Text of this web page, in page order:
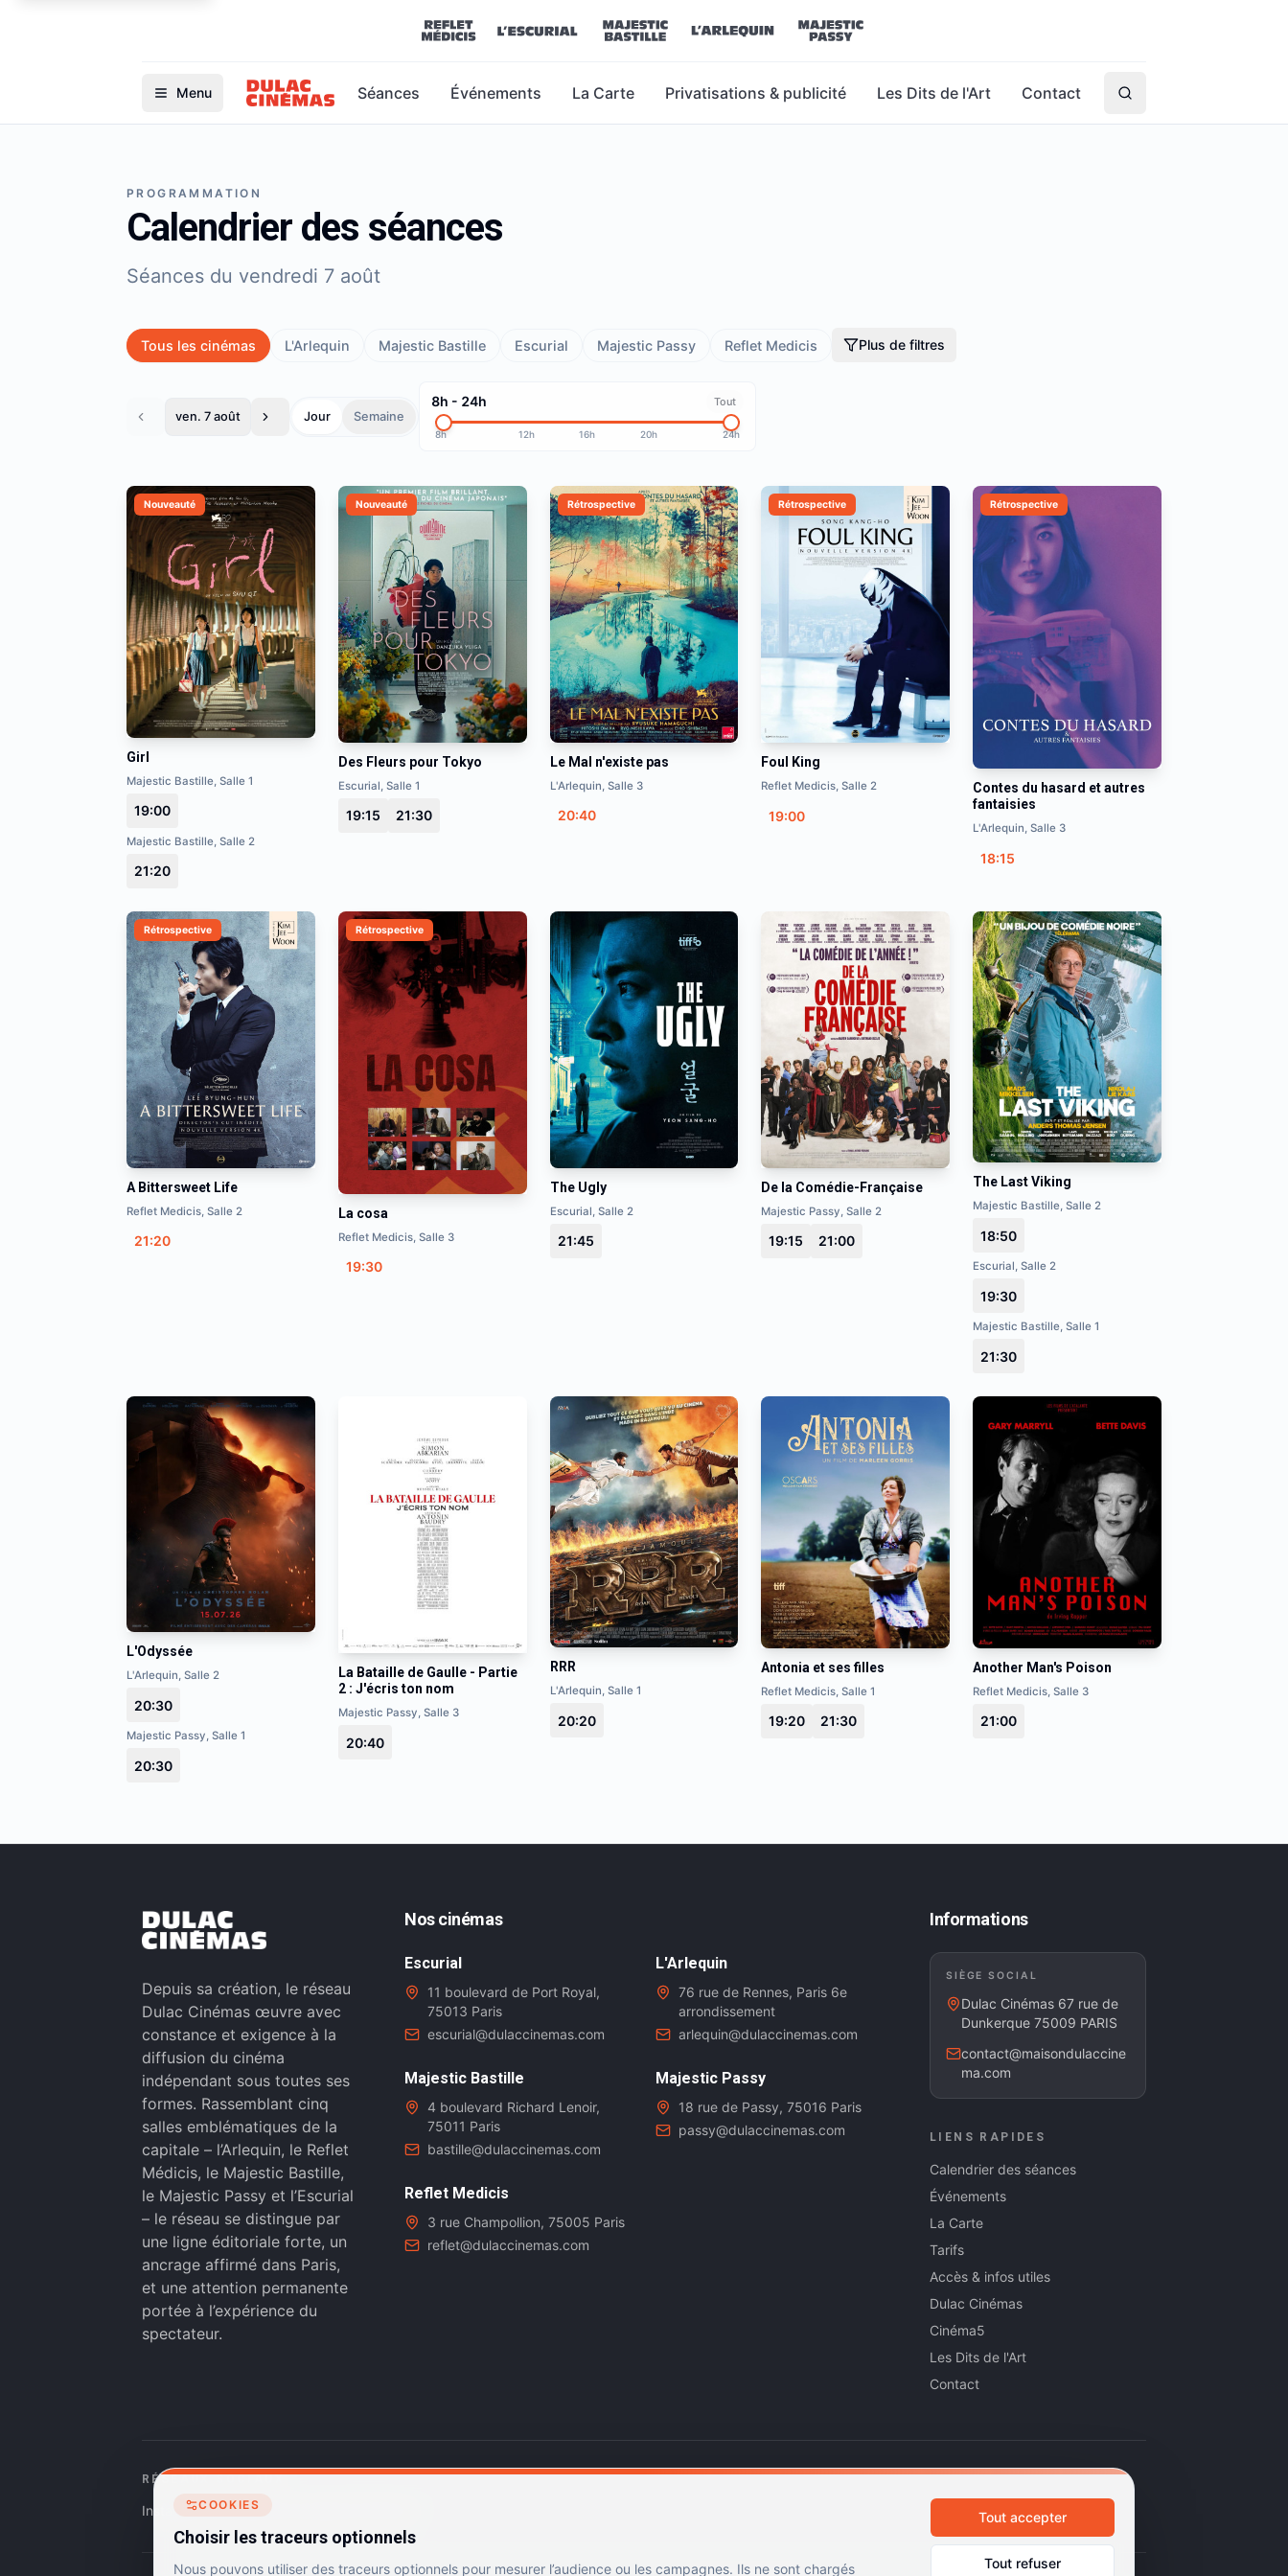
Menu Séances Événements La Carte Privatisations & publicité Les Dits de l'Art Contact
PROGRAMMATION
Calendrier des séances
Séances du vendredi 7 août
ven. 7 août Jour Semaine
8h - 24h Tout
8h 12h 16h 20h 24h
Tous les cinémas L'Arlequin Majestic Bastille Escurial Majestic Passy Reflet Medicis Plus de filtres
Nouveauté
Girl
Majestic Bastille, Salle 1
19:00
Majestic Bastille, Salle 2
21:20
Nouveauté
Des Fleurs pour Tokyo
Escurial, Salle 1
19:15 21:30
Rétrospective
Le Mal n'existe pas
L'Arlequin, Salle 3
20:40
Rétrospective
Foul King
Reflet Medicis, Salle 2
19:00
Rétrospective
Contes du hasard et autres
fantaisies
L'Arlequin, Salle 3
18:15
Rétrospective
A Bittersweet Life
Reflet Medicis, Salle 2
21:20
Rétrospective
La cosa
Reflet Medicis, Salle 3
19:30
The Ugly
Escurial, Salle 2
21:45
De la Comédie-Française
Majestic Passy, Salle 2
19:15 21:00
The Last Viking
Majestic Bastille, Salle 2
18:50
Escurial, Salle 2
19:30
Majestic Bastille, Salle 1
21:30
L'Odyssée
L'Arlequin, Salle 2
20:30
Majestic Passy, Salle 1
20:30
La Bataille de Gaulle - Partie
2 : J'écris ton nom
Majestic Passy, Salle 3
20:40
RRR
L'Arlequin, Salle 1
20:20
Antonia et ses filles
Reflet Medicis, Salle 1
19:20 21:30
Another Man's Poison
Reflet Medicis, Salle 3
21:00
Depuis sa création, le réseau
Dulac Cinémas œuvre avec
constance et exigence à la
diffusion du cinéma
indépendant sous toutes ses
formes. Rassemblant cinq
salles emblématiques de la
capitale – l’Arlequin, le Reflet
Médicis, le Majestic Bastille,
le Majestic Passy et l’Escurial
– le réseau se distingue par
une ligne éditoriale forte, un
ancrage affirmé dans Paris,
et une attention permanente
portée à l’expérience du
spectateur.
Nos cinémas
Escurial
11 boulevard de Port Royal,
75013 Paris
escurial@dulaccinemas.com
L'Arlequin
76 rue de Rennes, Paris 6e
arrondissement
arlequin@dulaccinemas.com
Majestic Bastille
4 boulevard Richard Lenoir,
75011 Paris
bastille@dulaccinemas.com
Majestic Passy
18 rue de Passy, 75016 Paris
passy@dulaccinemas.com
Reflet Medicis
3 rue Champollion, 75005 Paris
reflet@dulaccinemas.com
Informations
SIÈGE SOCIAL
Dulac Cinémas 67 rue de
Dunkerque 75009 PARIS
contact@maisondulaccine
ma.com
LIENS RAPIDES
Calendrier des séances
Événements
La Carte
Tarifs
Accès & infos utiles
Dulac Cinémas
Cinéma5
Les Dits de l'Art
Contact
RÉSEAUX SOCIAUX
Instagram Facebook
COOKIES
Choisir les traceurs optionnels
Nous pouvons utiliser des traceurs optionnels pour mesurer l’audience ou les campagnes. Ils ne sont chargés
Tout accepter
Tout refuser